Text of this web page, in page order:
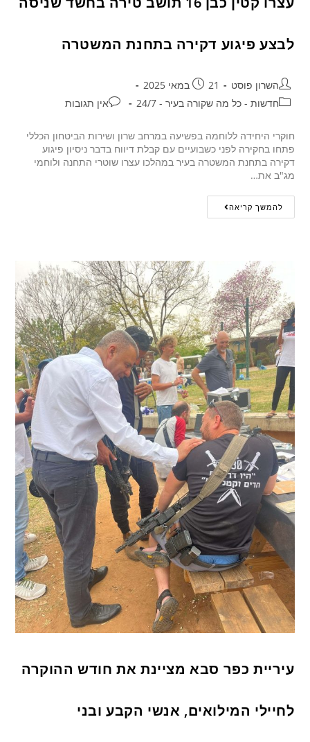
לבצע פיגוע דקירה בתחנת המשטרה
השרון פוסט
21 במאי 2025
חדשות - כל מה שקורה בעיר - 24/7
אין תגובות
חוקרי היחידה ללוחמה בפשיעה במרחב שרון ושירות הביטחון הכללי
פתחו בחקירה לפני כשבועיים עם קבלת דיווח בדבר ניסיון פיגוע
דקירה בתחנת המשטרה בעיר במהלכו עצרו שוטרי התחנה ולוחמי
מג"ב את…
להמשך קריאה
עיריית כפר סבא מציינת את חודש ההוקרה
לחיילי המילואים, אנשי הקבע ובני